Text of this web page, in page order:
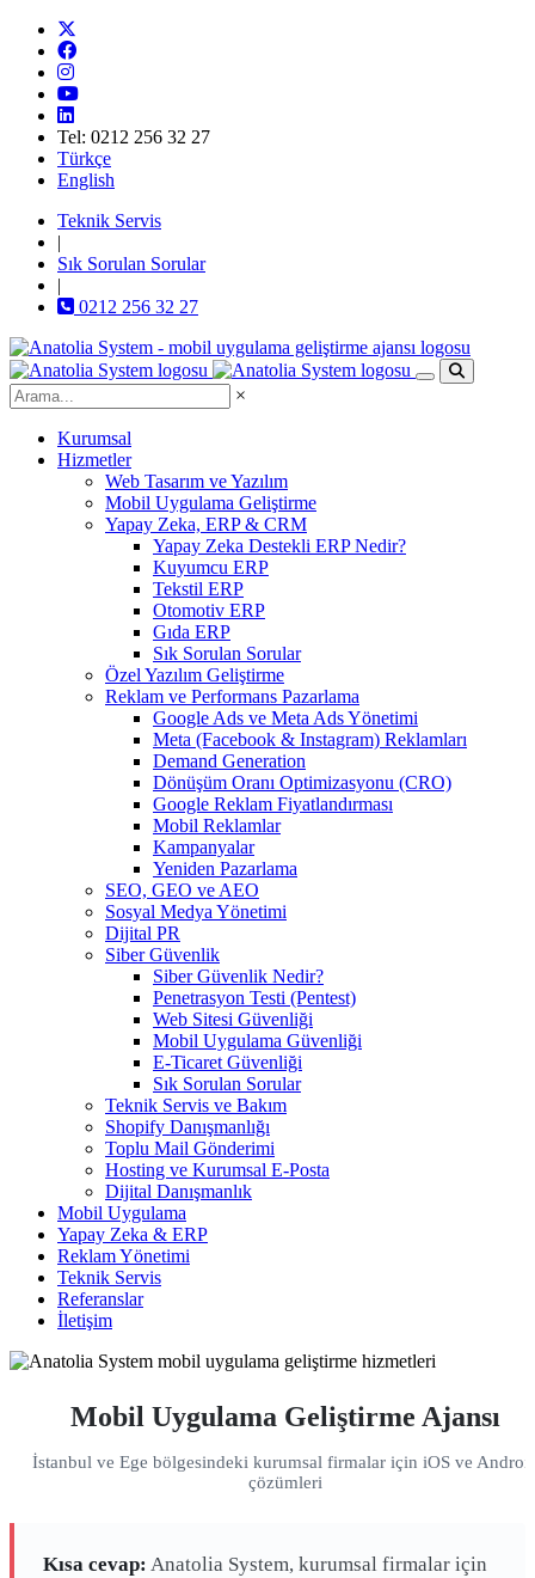
Tel: 0212 256 32 27
Türkçe
English
Teknik Servis
|
Sık Sorulan Sorular
|
0212 256 32 27
×
Kurumsal
Hizmetler
Web Tasarım ve Yazılım
Mobil Uygulama Geliştirme
Yapay Zeka, ERP & CRM
Yapay Zeka Destekli ERP Nedir?
Kuyumcu ERP
Tekstil ERP
Otomotiv ERP
Gıda ERP
Sık Sorulan Sorular
Özel Yazılım Geliştirme
Reklam ve Performans Pazarlama
Google Ads ve Meta Ads Yönetimi
Meta (Facebook & Instagram) Reklamları
Demand Generation
Dönüşüm Oranı Optimizasyonu (CRO)
Google Reklam Fiyatlandırması
Mobil Reklamlar
Kampanyalar
Yeniden Pazarlama
SEO, GEO ve AEO
Sosyal Medya Yönetimi
Dijital PR
Siber Güvenlik
Siber Güvenlik Nedir?
Penetrasyon Testi (Pentest)
Web Sitesi Güvenliği
Mobil Uygulama Güvenliği
E-Ticaret Güvenliği
Sık Sorulan Sorular
Teknik Servis ve Bakım
Shopify Danışmanlığı
Toplu Mail Gönderimi
Hosting ve Kurumsal E-Posta
Dijital Danışmanlık
Mobil Uygulama
Yapay Zeka & ERP
Reklam Yönetimi
Teknik Servis
Referanslar
İletişim
Mobil Uygulama Geliştirme Ajansı
İstanbul ve Ege bölgesindeki kurumsal firmalar için iOS ve
çözümleri
Kısa cevap: Anatolia System, kurumsal firmalar için